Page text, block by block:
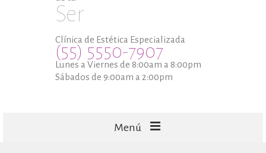
Ser
Clínica de Estética Especializada
(55) 5550-7907
Lunes a Viernes de 8:00am a 8:00pm
Sábados de 9:00am a 2:00pm
Menú